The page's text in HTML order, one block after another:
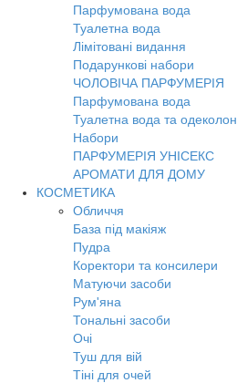
Парфумована вода
Туалетна вода
Лімітовані видання
Подарункові набори
ЧОЛОВІЧА ПАРФУМЕРІЯ
Парфумована вода
Туалетна вода та одеколон
Набори
ПАРФУМЕРІЯ УНІСЕКС
АРОМАТИ ДЛЯ ДОМУ
КОСМЕТИКА
Обличчя
База під макіяж
Пудра
Коректори та консилери
Матуючи засоби
Рум'яна
Тональні засоби
Очі
Туш для вій
Тіні для очей